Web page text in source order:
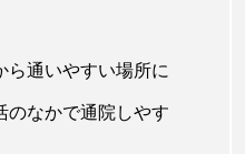
ら通いやすい場所に
のなかで通院しやす